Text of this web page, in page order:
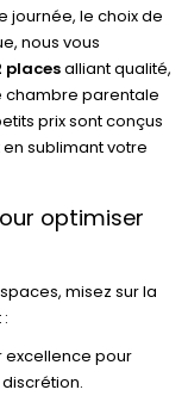
journée, le choix de
nous vous
placesalliant qualité,
chambre parentale
prix sont conçus
sublimant votre
optimiser
misez sur la
excellence pour